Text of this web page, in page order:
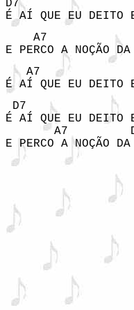
D7
É AÍ QUE EU DEITO
A7
E PERCO A NOÇÃO DA
A7
É AÍ QUE EU DEITO
D7
É AÍ QUE EU DEITO
A7
E PERCO A NOÇÃO DA